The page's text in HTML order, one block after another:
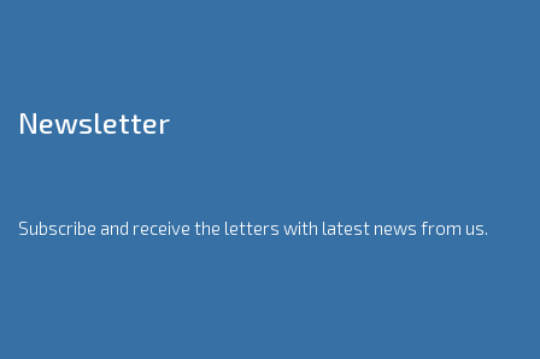
Newsletter
Subscribe and receive the letters with latest news from us.